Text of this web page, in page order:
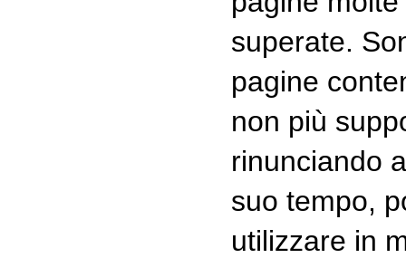
superate.
pagine
non più
rinunciando
suo tempo,
utilizzare in